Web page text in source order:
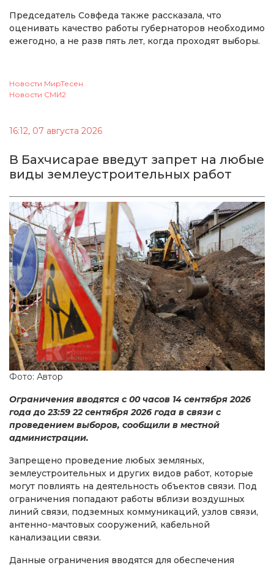
Председатель Совфеда также рассказала, что
оценивать качество работы губернаторов необходимо
ежегодно, а не разв пять лет, когда проходят выборы.
Новости МирТесен
Новости СМИ2
16:12, 07 августа 2026
В Бахчисарае введут запрет на любые
виды землеустроительных работ
Фото: Автор
Ограничения вводятся с 00 часов 14 сентября 2026
года до 23:59 22 сентября 2026 года в связи с
проведением выборов, сообщили в местной
администрации.
Запрещено проведение любых земляных,
землеустроительных и других видов работ, которые
могут повлиять на деятельность объектов связи. Под
ограничения попадают работы вблизи воздушных
линий связи, подземных коммуникаций, узлов связи,
антенно-мачтовых сооружений, кабельной
канализации связи.
Данные ограничения вводятся для обеспечения